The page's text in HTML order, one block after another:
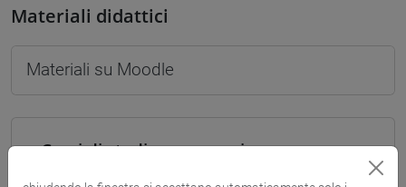
Materiali didattici
Materiali su Moodle
Corsi di studio e percorsi
[LT40] LINGUE, CULTURE E SOCIETÀ DELL'ASIA